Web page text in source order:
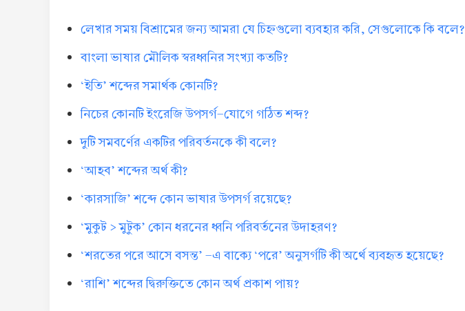
লেখার সময় বিশ্রামের জন্য আমরা যে চিহ্নগুলো ব্যবহার করি, সেগুলোকে কি বলে?
বাংলা ভাষার মৌলিক স্বরধ্বনির সংখ্যা কতটি?
‘ইতি’ শব্দের সমার্থক কোনটি?
নিচের কোনটি ইংরেজি উপসর্গ-যোগে গঠিত শব্দ?
দুটি সমবর্ণের একটির পরিবর্তনকে কী বলে?
‘আহব’ শব্দের অর্থ কী?
‘কারসাজি’ শব্দে কোন ভাষার উপসর্গ রয়েছে?
‘মুকুট > মুটুক’ কোন ধরনের ধ্বনি পরিবর্তনের উদাহরণ?
‘শরতের পরে আসে বসন্ত’ -এ বাক্যে ‘পরে’ অনুসর্গটি কী অর্থে ব্যবহৃত হয়েছে?
‘রাশি’ শব্দের দ্বিরুক্তিতে কোন অর্থ প্রকাশ পায়?